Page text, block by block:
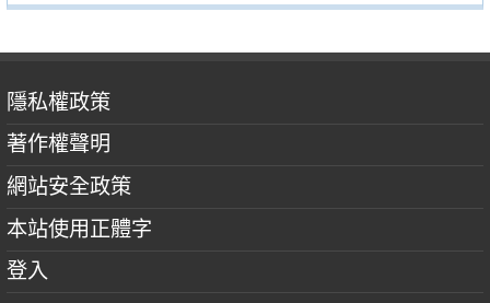
隱私權政策
著作權聲明
網站安全政策
本站使用正體字
登入